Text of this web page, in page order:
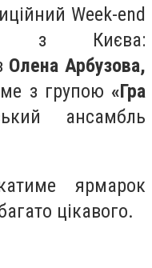
Week-end
з Києва:
Олена Арбузова,
з групою «Гра
ансамбль
ярмарок
цікавого.